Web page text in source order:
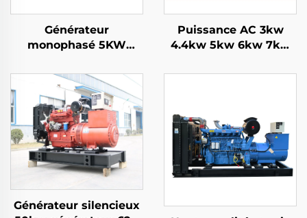
Générateur
monophasé 5KW
automatique Moteur
4-temps refroidi par
air 650W Puissance
nominale Utilisation
domestique et
extérieure Fréquence
automatique
50HZ/60HZ
Puissance AC 3kw
4.4kw 5kw 6kw 7kw
Générateur essence
Générateur silencieux